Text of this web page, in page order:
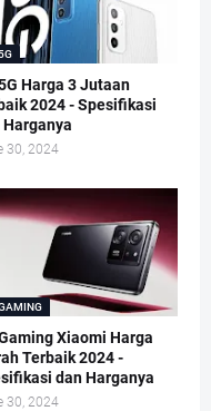
Harga 3 Jutaan
2024 - Spesifikasi
Harganya
30, 2024
Xiaomi Harga
Terbaik 2024 -
dan Harganya
30, 2024